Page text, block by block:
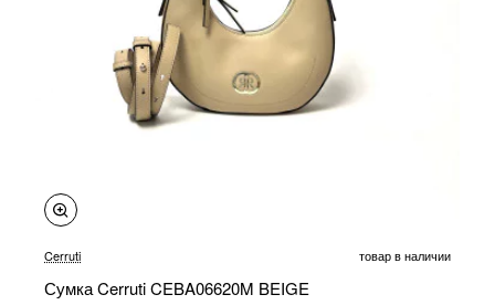
-20%
Cerruti товар в наличии
Сумка Cerruti CEBA06620M BEIGE